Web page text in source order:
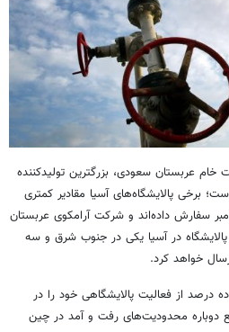
عربستان سعودی، بزرگترین تولیدکننده
برخی پالایشگاه‌های آسیا مقادیر کمتری
سفارش داده‌اند و شرکت آرامکوی عربستان
در آسیا یکی در جنوب شرق و سه
خواهد کرد.
از فعالیت پالایشگاهی خود را در
دوباره محدودیت‌های رفت و آمد در چین